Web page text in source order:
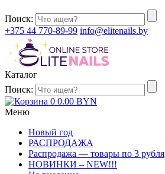
Поиск:
+375 44 770-89-99 info@elitenails.by
Каталог
Поиск:
0 0.00 BYN
Меню
Новый год
РАСПРОДАЖА
Распродажа — товары по 3 рубля
НОВИНКИ – NEW!!!